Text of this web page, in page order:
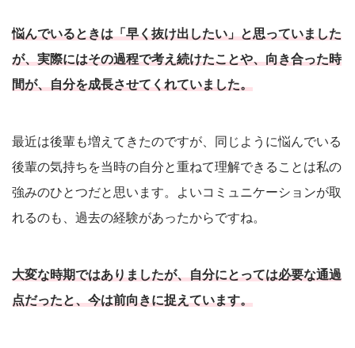
悩んでいるときは「早く抜け出したい」と思っていました
が、実際にはその過程で考え続けたことや、向き合った時
間が、自分を成長させてくれていました。
最近は後輩も増えてきたのですが、同じように悩んでいる
後輩の気持ちを当時の自分と重ねて理解できることは私の
強みのひとつだと思います。よいコミュニケーションが取
れるのも、過去の経験があったからですね。
大変な時期ではありましたが、自分にとっては必要な通過
点だったと、今は前向きに捉えています。